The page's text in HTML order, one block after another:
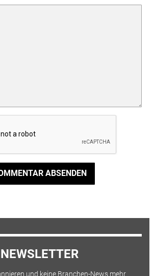
ABSENDEN
NEWSLETTER
und keine Branchen-News mehr